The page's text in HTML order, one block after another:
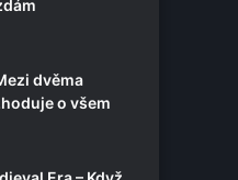
dvěma
o všem